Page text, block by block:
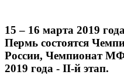
15 – 16 марта 2019
Пермь состоятся
России, Чемпионат
2019 года - II-й этап.